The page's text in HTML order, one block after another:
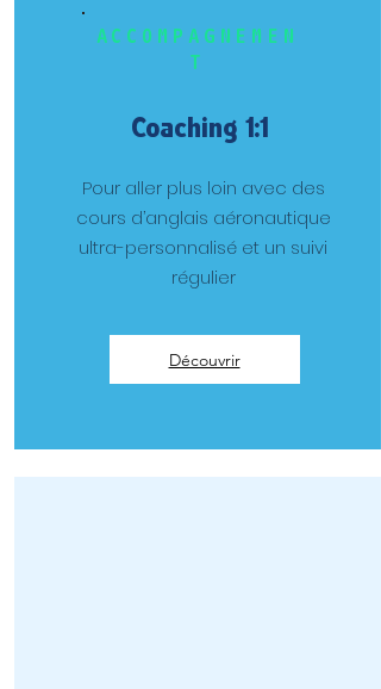
ACCOMPAGNEMEN
T
Coaching 1:1
Pour aller plus loin avec des
cours d’anglais aéronautique
ultra-personnalisé et un suivi
régulier
Découvrir